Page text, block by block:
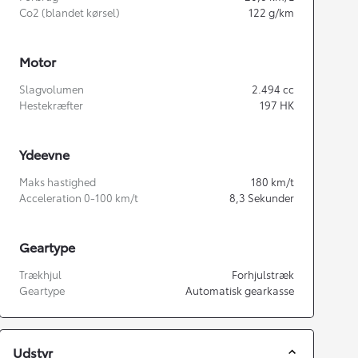
Co2 (blandet kørsel)
122 g/km
Motor
Slagvolumen 2.494 cc
Hestekræfter
197 HK
Ydeevne
Maks hastighed 180 km/t
Acceleration 0-100 km/t
8,3 Sekunder
Geartype
Trækhjul
Forhjulstræk
Geartype
Automatisk gearkasse
Udstyr